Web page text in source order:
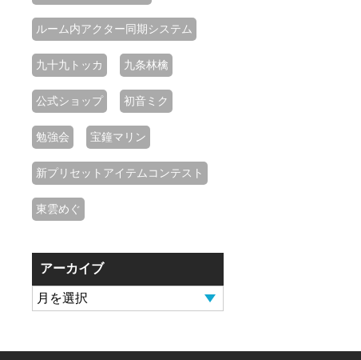
ルーム内アクター同期システム
九十九トッカ 九条林檎
公式ショップ 初音ミク
勉強会 宝鐘マリン
新プリセットアイテムコンテスト
東雲めぐ
アーカイブ